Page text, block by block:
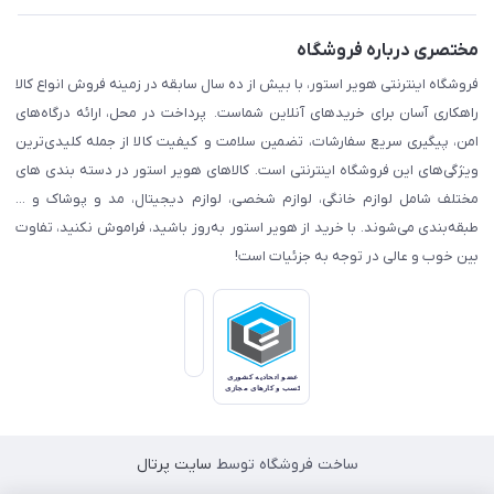
مختصری درباره فروشگاه
فروشگاه اینترنتی هویر استور، با بیش از ده سال سابقه در زمینه فروش انواع کالا
راهکاری آسان برای خریدهای آنلاین شماست. پرداخت در محل، ارائه درگاه‌های
امن، پیگیری سریع سفارشات، تضمین سلامت و کیفیت کالا از جمله کلیدی‌ترین
ویژگی‌های این فروشگاه اینترنتی است. کالاهای هویر استور در دسته بندی های
مختلف شامل لوازم خانگی، لوازم شخصی، لوازم دیجیتال، مد و پوشاک و ...
طبقه‌بندی می‌شوند. با خرید از هویر استور به‌روز باشید، فراموش نکنید، تفاوت
بین خوب و عالی در توجه به جزئیات است!
ساخت فروشگاه توسط سایت پرتال